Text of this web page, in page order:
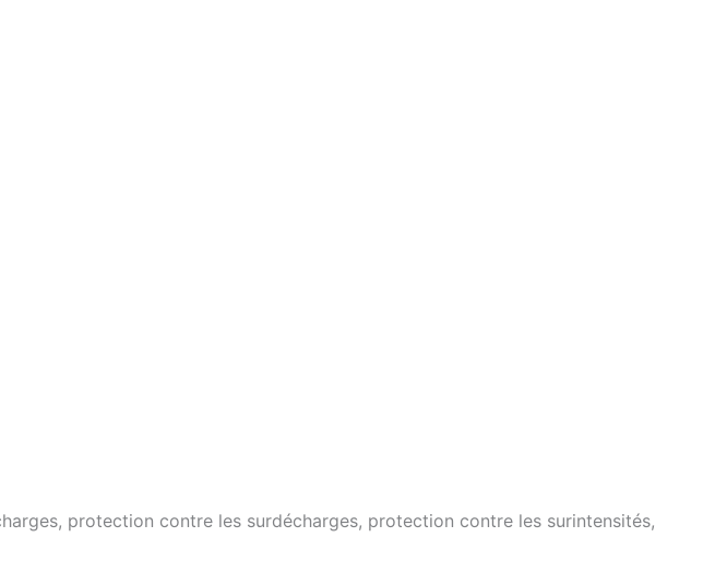
protection contre les surdécharges, protection contre les surintensités,